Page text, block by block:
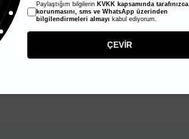
Paylaştığım bilgilerin KVKK kapsamında tarafınızca
korunmasını, sms ve WhatsApp üzerinden
bilgilendirmeleri almayı kabul ediyorum.
ÇEVİR